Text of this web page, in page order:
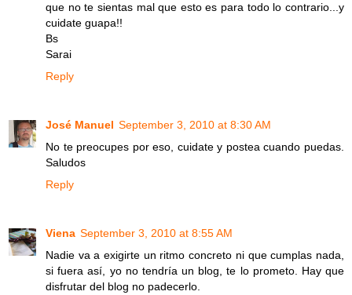
que no te sientas mal que esto es para todo lo contrario...y
cuidate guapa!!
Bs
Sarai
Reply
José Manuel September 3, 2010 at 8:30 AM
No te preocupes por eso, cuidate y postea cuando puedas.
Saludos
Reply
Viena September 3, 2010 at 8:55 AM
Nadie va a exigirte un ritmo concreto ni que cumplas nada,
si fuera así, yo no tendría un blog, te lo prometo. Hay que
disfrutar del blog no padecerlo.